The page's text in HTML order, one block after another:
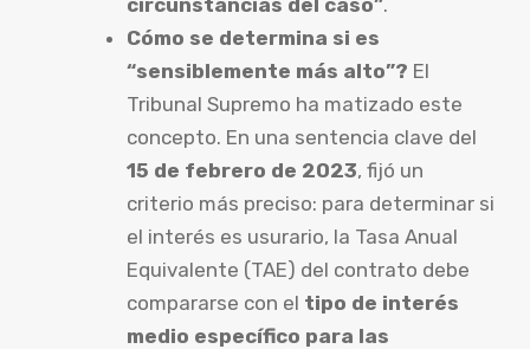
circunstancias del caso”.
Cómo se determina si es
“sensiblemente más alto”? El
Tribunal Supremo ha matizado este
concepto. En una sentencia clave del
15 de febrero de 2023, fijó un
criterio más preciso: para determinar si
el interés es usurario, la Tasa Anual
Equivalente (TAE) del contrato debe
compararse con el tipo de interés
medio específico para las